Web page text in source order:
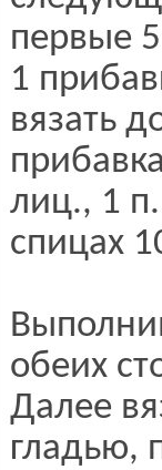
первые
1
вязать
лиц., 1 п.
спицах
обеих
Далее
гладью,